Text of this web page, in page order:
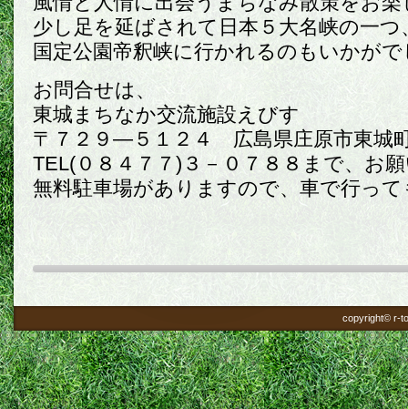
少し足を延ばされて日本５大名峡の一つ
国定公園帝釈峡に行かれるのもいかが
お問合せは、
東城まちなか交流施設えびす
〒７２９―５１２４ 広島県庄原市東城
TEL(０８４７７)３－０７８８まで、お
無料駐車場がありますので、車で行っ
copyright© r-